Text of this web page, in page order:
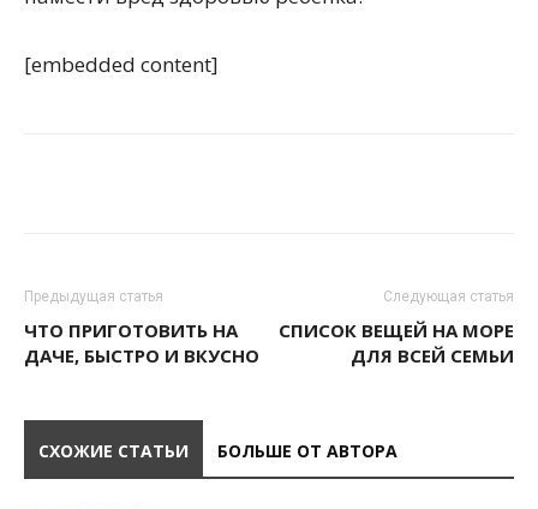
[embedded content]
Предыдущая статья
ЧТО ПРИГОТОВИТЬ НА
ДАЧЕ, БЫСТРО И ВКУСНО
Следующая статья
СПИСОК ВЕЩЕЙ НА МОРЕ
ДЛЯ ВСЕЙ СЕМЬИ
СХОЖИЕ СТАТЬИ БОЛЬШЕ ОТ АВТОРА